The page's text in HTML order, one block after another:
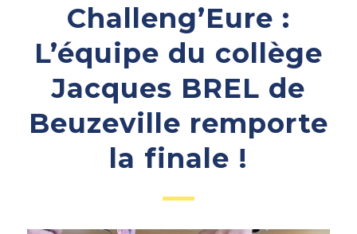
Challeng’Eure :
L’équipe du collège
Jacques BREL de
Beuzeville remporte
la finale !